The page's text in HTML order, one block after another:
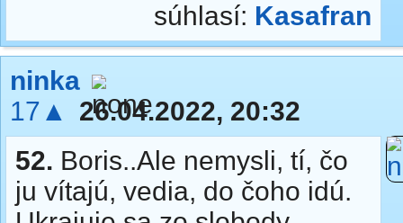
súhlasí: Kasafran
ninka
17▲
26.04.2022, 20:32
52. Boris..Ale nemysli, tí, čo
ju vítajú, vedia, do čoho idú.